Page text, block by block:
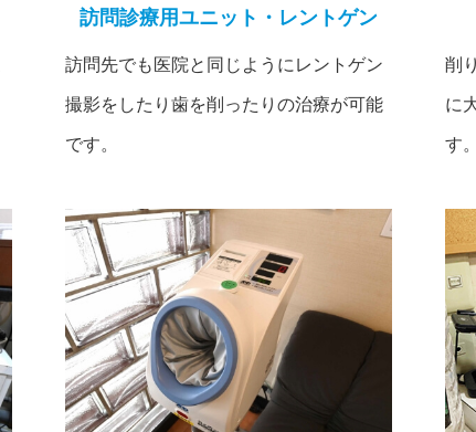
訪問診療用ユニット・レントゲン
訪問先でも医院と同じようにレントゲン
撮影をしたり歯を削ったりの治療が可能
です。
削
に
す